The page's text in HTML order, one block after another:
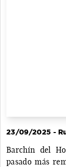
23/09/2025 -
Barchín del
pasado más